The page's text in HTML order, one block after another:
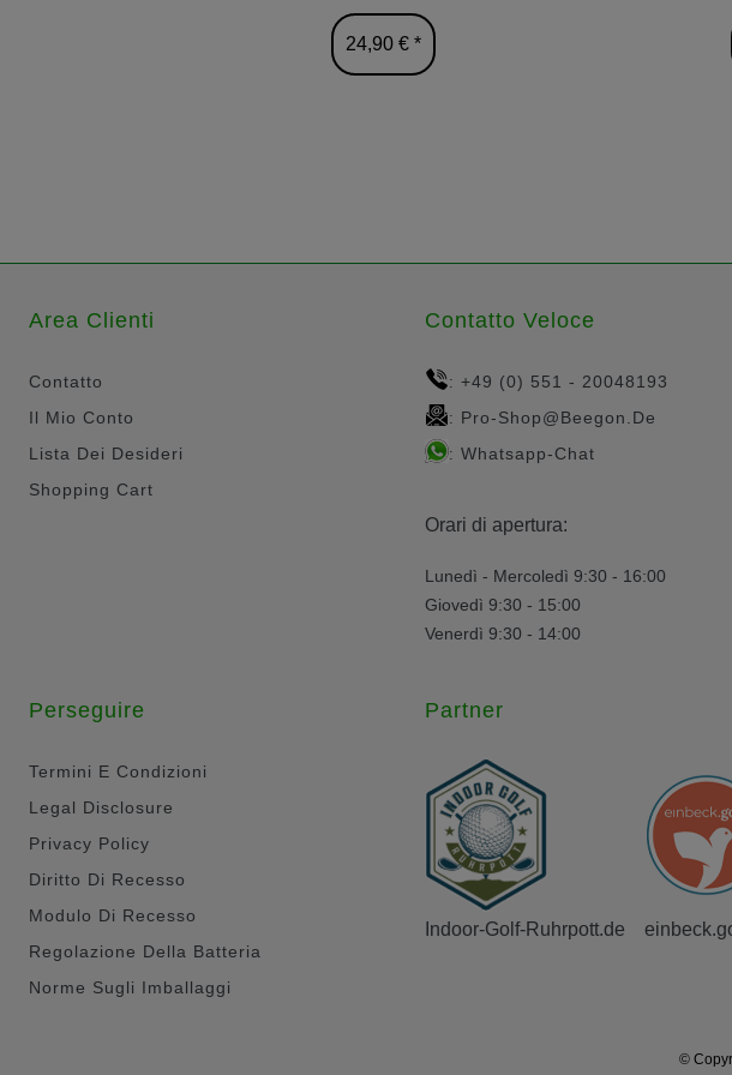
24,90 € *
Area Clienti
Contatto
Il Mio Conto
Lista Dei Desideri
Shopping Cart
Contatto Veloce
: +49 (0) 551 - 20048193
: Pro-Shop@beegon.de
: Whatsapp-Chat
Orari di apertura:
Lunedì - Mercoledì 9:30 - 16:00
Giovedì 9:30 - 15:00
Venerdì 9:30 - 14:00
Perseguire
Termini E Condizioni
Legal Disclosure
Privacy Policy
Diritto Di Recesso
Modulo Di Recesso
Regolazione Della Batteria
Norme Sugli Imballaggi
Partner
Indoor-Golf-Ruhrpott.de
©